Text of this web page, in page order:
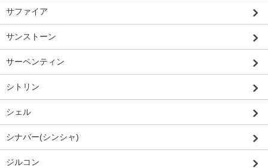
サファイア
サンストーン
サーペンティン
シトリン
シェル
シナバー(シンシャ)
ジルコン